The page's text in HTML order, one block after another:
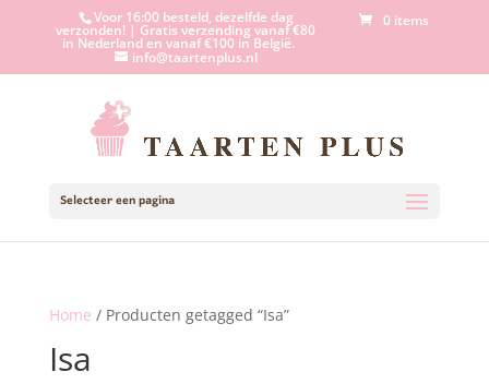
Voor 16:00 besteld, dezelfde dag
verzonden! | Gratis verzending vanaf €80
in Nederland en vanaf €100 in België.
info@taartenplus.nl
0 items
Selecteer een pagina
Home / Producten getagged “Isa”
Isa